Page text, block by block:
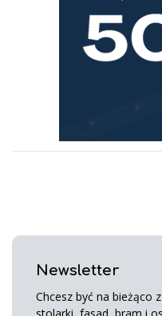
Newsletter
Chcesz być na bieżąco